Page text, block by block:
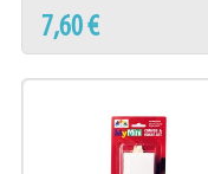
7,60 €